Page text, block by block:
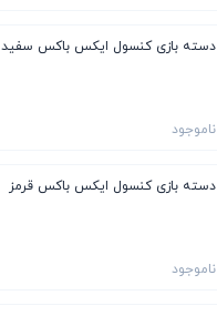
دسته بازی کنسول ایکس باکس سفید
ناموجود
دسته بازی کنسول ایکس باکس قرمز
ناموجود